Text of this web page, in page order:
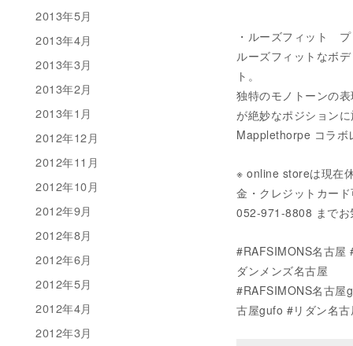
・ルーズフィット
ルーズフィットなボ
ト。
独特のモノトーンの
が絶妙なポジション
Mapplethorpe コラボ
※ online storeは現在
金・クレジットカー
052-971-8808 までお
#RAFSIMONS名古
ダンメンズ名古屋
#RAFSIMONS名古屋
古屋gufo #リダン名
2013年5月
2013年4月
2013年3月
2013年2月
2013年1月
2012年12月
2012年11月
2012年10月
2012年9月
2012年8月
2012年6月
2012年5月
2012年4月
2012年3月